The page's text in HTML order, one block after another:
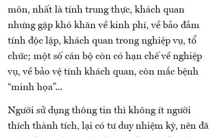
môn, nhất là tính trung thực, khách quan
nhưng gặp khó khăn về kinh phí, về bảo đảm
tính độc lập, khách quan trong nghiệp vụ, tổ
chức; một số cán bộ còn có hạn chế về nghiệp
vụ, về bảo vệ tính khách quan, còn mắc bệnh
“minh họa”...
Người sử dụng thông tin thì không ít người
thích thành tích, lại có tư duy nhiệm kỳ, nên đã